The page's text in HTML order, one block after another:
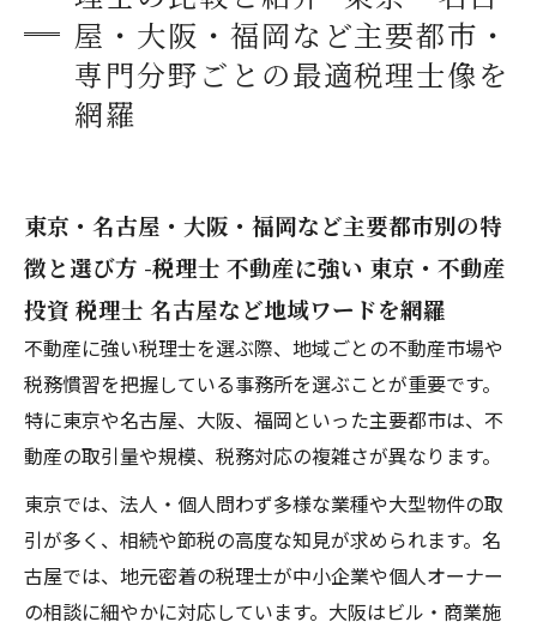
屋・大阪・福岡など主要都市・
専門分野ごとの最適税理士像を
網羅
東京・名古屋・大阪・福岡など主要都市別の特
徴と選び方 -税理士 不動産に強い 東京・不動産
投資 税理士 名古屋など地域ワードを網羅
不動産に強い税理士を選ぶ際、地域ごとの不動産市場や
税務慣習を把握している事務所を選ぶことが重要です。
特に東京や名古屋、大阪、福岡といった主要都市は、不
動産の取引量や規模、税務対応の複雑さが異なります。
東京では、法人・個人問わず多様な業種や大型物件の取
引が多く、相続や節税の高度な知見が求められます。名
古屋では、地元密着の税理士が中小企業や個人オーナー
の相談に細やかに対応しています。大阪はビル・商業施